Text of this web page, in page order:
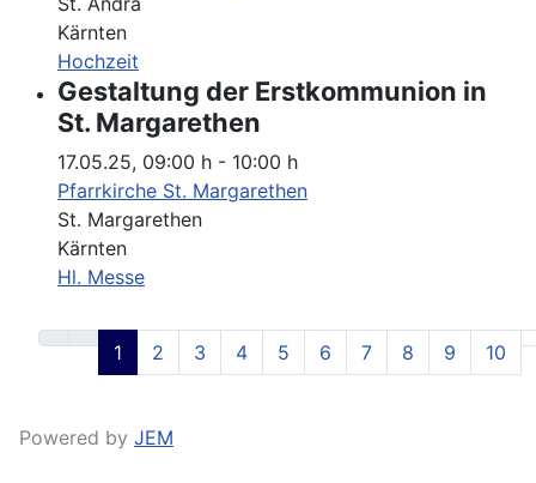
Kärnten
Hochzeit
Gestaltung der Erstkommunion in
St. Margarethen
17.05.25, 09:00 h - 10:00 h
Pfarrkirche St. Margarethen
St. Margarethen
Kärnten
Hl. Messe
1 2 3 4 5 6 7 8 9 10
Powered by JEM